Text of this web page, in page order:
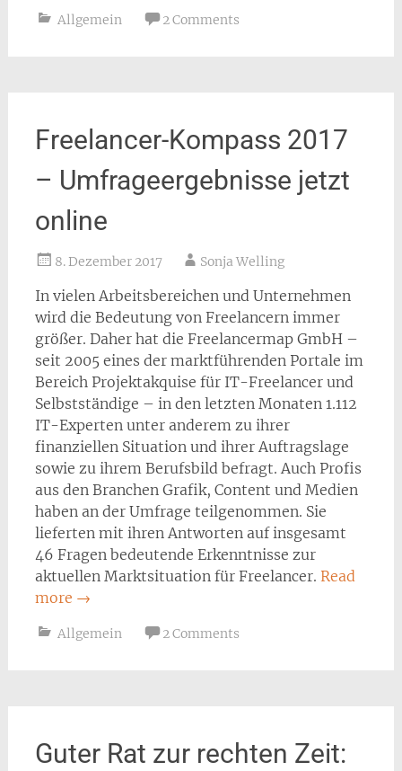
Allgemein 2 Comments
Freelancer-Kompass 2017
– Umfrageergebnisse jetzt
online
8. Dezember 2017 Sonja Welling
In vielen Arbeitsbereichen und Unternehmen
wird die Bedeutung von Freelancern immer
größer. Daher hat die Freelancermap GmbH –
seit 2005 eines der marktführenden Portale im
Bereich Projektakquise für IT-Freelancer und
Selbstständige – in den letzten Monaten 1.112
IT-Experten unter anderem zu ihrer
finanziellen Situation und ihrer Auftragslage
sowie zu ihrem Berufsbild befragt. Auch Profis
aus den Branchen Grafik, Content und Medien
haben an der Umfrage teilgenommen. Sie
lieferten mit ihren Antworten auf insgesamt
46 Fragen bedeutende Erkenntnisse zur
aktuellen Marktsituation für Freelancer. Read
more →
Allgemein 2 Comments
Guter Rat zur rechten Zeit: